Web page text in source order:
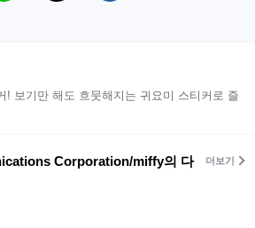
! 보기만 해도 흐뭇해지는 귀요미 스티커로 즐
Corporation/miffy의 다
더보기